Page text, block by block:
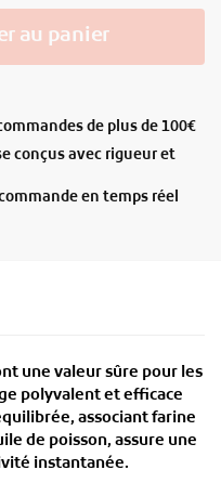
au panier
de plus de 100€
conçus avec rigueur et
en temps réel
une valeur sûre pour les
polyvalent et efficace
associant farine
de poisson, assure une
instantanée.